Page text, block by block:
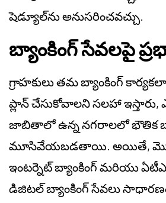
షెడ్యూల్‌ను అనుసరించవచ్చు.
బ్యాంకింగ్ సేవలపై
గ్రాహకులు తమ బ్యాంకింగ్
ప్లాన్ చేసుకోవాలని సలహా ఇస్తారు,
జాబితాలో ఉన్న నగరాలలో భౌతిక
మూసివేయబడతాయి. అయితే,
ఇంటర్నెట్ బ్యాంకింగ్ మరియు
డిజిటల్ బ్యాంకింగ్ సేవలు